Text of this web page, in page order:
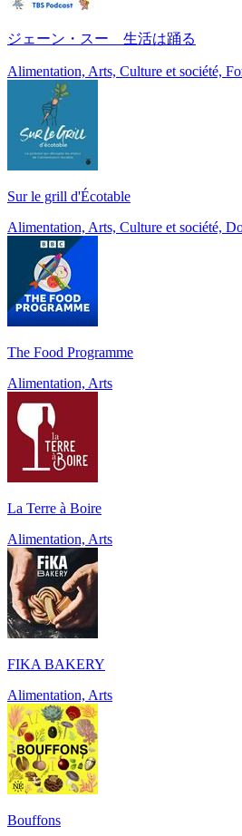
ジェーン・スー 生活は踊る
Alimentation, Arts, Culture et société,
Sur le grill d'Écotable
Alimentation, Arts, Culture et société,
The Food Programme
Alimentation, Arts
La Terre à Boire
Alimentation, Arts
FIKA BAKERY
Alimentation, Arts
Bouffons